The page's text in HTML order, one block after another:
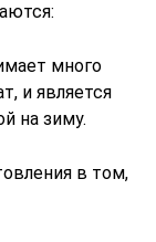
много
и является
на зиму.
в том,